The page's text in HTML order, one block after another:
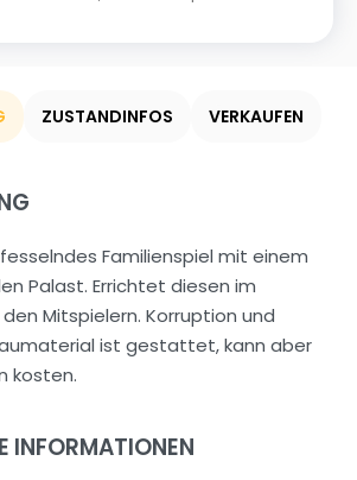
ZUSTANDINFOS VERKAUFEN
Familienspiel mit einem
Palast. Errichtet diesen im
Mitspielern. Korruption und
ist gestattet, kann aber
kosten.
INFORMATIONEN